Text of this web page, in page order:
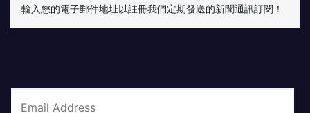
輸入您的電子郵件地址以註冊我們定期發送的新聞通訊訂閱！